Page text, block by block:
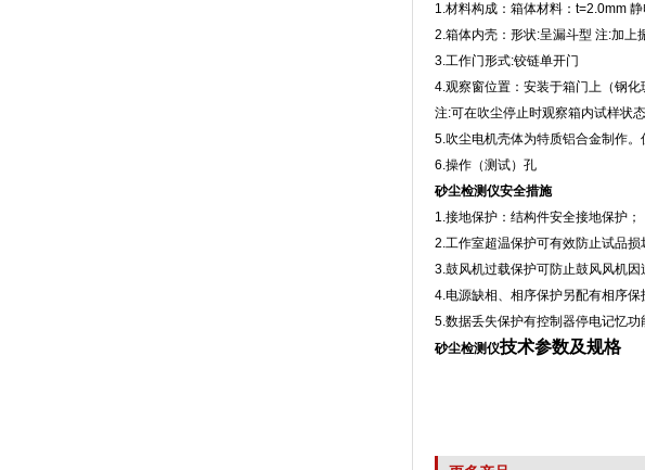
1.材料构成：箱体材料：
2.箱体内壳：形状:呈漏斗型 注:加上振
3.工作门形式:铰链单开门
4.观察窗位置：安装于箱门上（钢化
注:可在吹尘停止时观察箱内试样状态
5.吹尘电机壳体为特质铝合金制作。优
6.操作（测试）孔
砂尘检测仪安全措施
1.接地保护：结构件安全接地保护；
2.工作室超温保护可有效防止试品
3.鼓风机过载保护可防止鼓风风机因过
4.电源缺相、相序保护另配有相序保护
5.数据丢失保护有控制器停电记忆功
砂尘检测仪技术参数及规格